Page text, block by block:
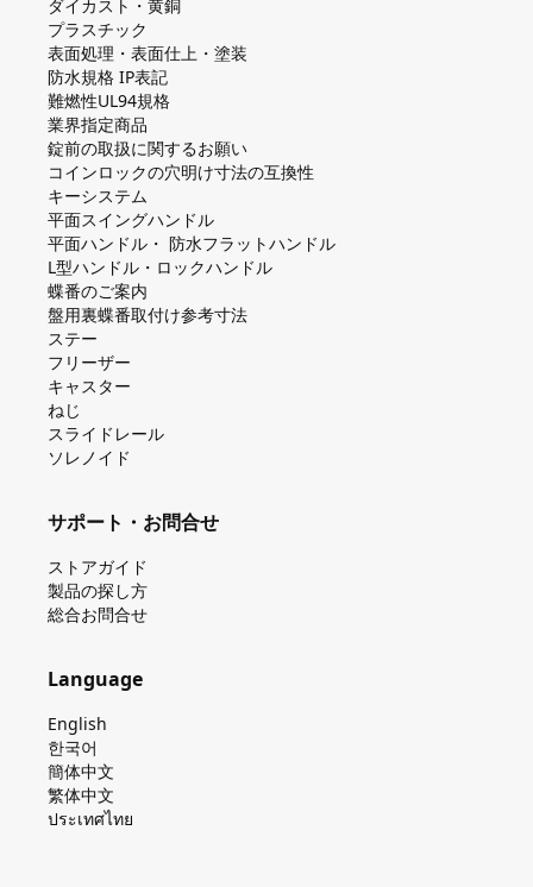
ダイカスト・⻩銅
プラスチック
表面処理・表面仕上・塗装
防⽔規格 IP表記
難燃性UL94規格
業界指定商品
錠前の取扱に関するお願い
コインロックの⽳明け⼨法の互換性
キーシステム
平⾯スイングハンドル
平⾯ハンドル・ 防⽔フラットハンドル
L型ハンドル・ロックハンドル
蝶番のご案内
盤⽤裏蝶番取付け参考⼨法
ステー
フリーザー
キャスター
ねじ
スライドレール
ソレノイド
サポート・お問合せ
ストアガイド
製品の探し⽅
総合お問合せ
Language
English
한국어
簡体中文
繁体中文
ประเทศไทย